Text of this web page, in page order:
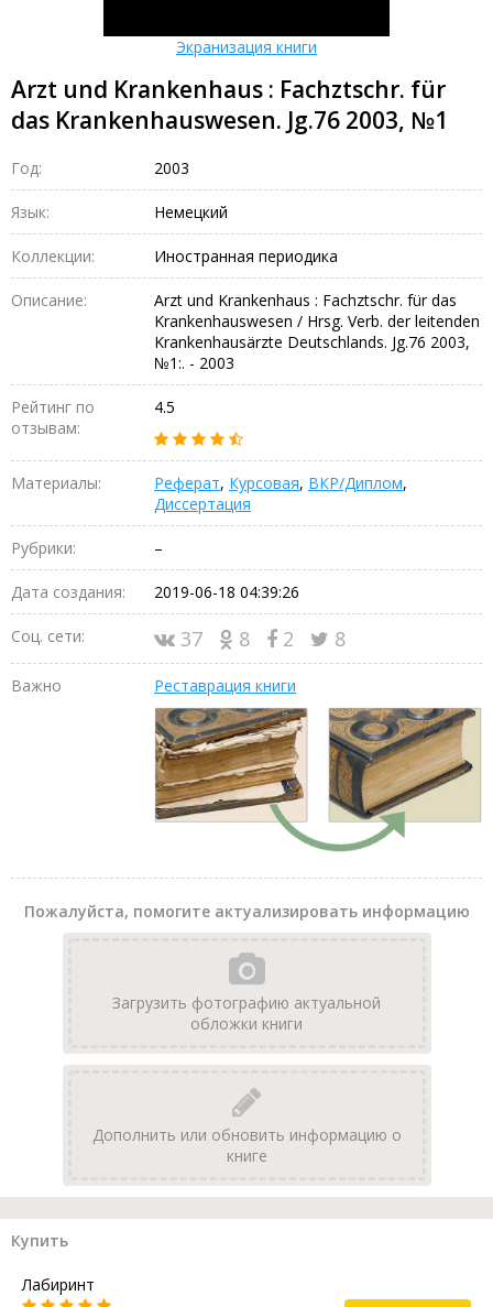
Экранизация книги
Arzt und Krankenhaus : Fachztschr. für
das Krankenhauswesen. Jg.76 2003, №1
Год: 2003
Язык: Немецкий
Коллекции: Иностранная периодика
Описание:
Arzt und Krankenhaus : Fachztschr. für das
Krankenhauswesen / Hrsg. Verb. der leitenden
Krankenhausärzte Deutschlands. Jg.76 2003,
№1:. - 2003
Рейтинг по
отзывам:
4.5
Материалы: Реферат, Курсовая, ВКР/Диплом,
Диссертация
Рубрики: –
Дата создания: 2019-06-18 04:39:26
Соц. сети: 37 8 2 8
Важно Реставрация книги
Пожалуйста, помогите актуализировать информацию
Загрузить фотографию актуальной
обложки книги
Дополнить или обновить информацию о
книге
Купить
Лабиринт